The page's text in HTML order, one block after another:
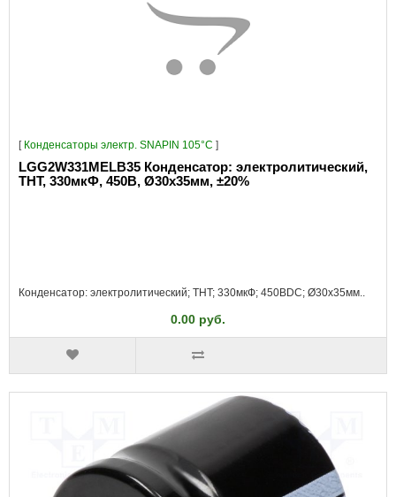
[ Конденсаторы электр. SNAPIN 105°C ]
LGG2W331MELB35 Конденсатор: электролитический,
THT, 330мкФ, 450В, Ø30x35мм, ±20%
Конденсатор: электролитический; THT; 330мкФ; 450ВDC; Ø30x35мм..
0.00 руб.